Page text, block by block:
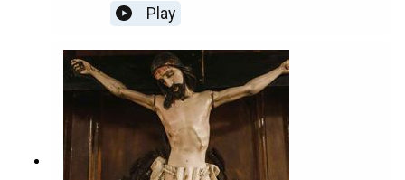
Play